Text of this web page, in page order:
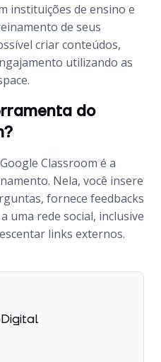
instituições de ensino e
de seus
criar conteúdos,
utilizando as
do
Classroom é a
Nela, você insere
fornece feedbacks
uma rede social, inclusive
links externos.